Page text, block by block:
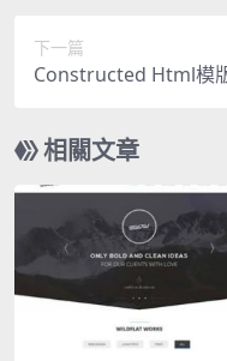
下一篇
Constructed Html模
相關文章